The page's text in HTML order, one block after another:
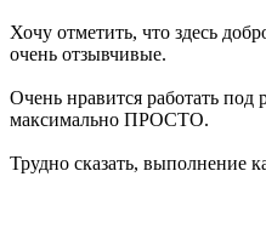
Хочу отметить, что здесь
очень отзывчивые.
Очень нравится работать под
максимально ПРОСТО.
Трудно сказать, выполнение